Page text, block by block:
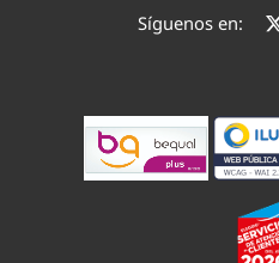
Síguenos en: